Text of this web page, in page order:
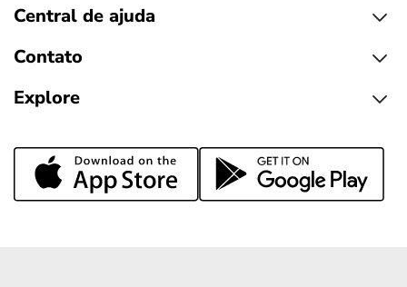
Central de ajuda
Contato
Explore